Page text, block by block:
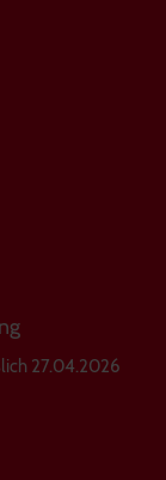
27.04.2026